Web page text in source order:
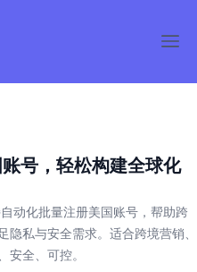
号，轻松构建全球化
动化批量注册美国账号，帮助跨
私与安全需求。适合跨境营销、
全、可控。